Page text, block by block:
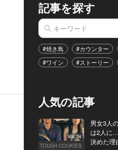
記事を探す
#焼き鳥 #カウンター
#ワイン
#ストーリー
人気の記事
Vol.74
TOUGH COOKIES
男女3人
は2人に
決めた理